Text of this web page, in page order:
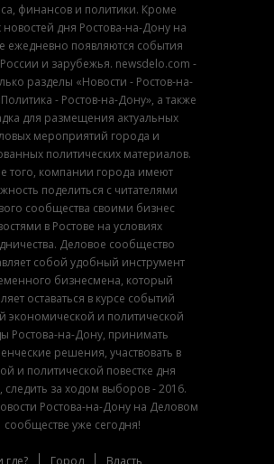
финансов и политики. Кроме
новостей дня Ростова-на-Дону на
ежедневно появляются события
и зарубежья. newsdelo.com -
разделы «Новости - Ростов-на-
- Ростов-на-Дону», а также
для размещения актуальных
мероприятий города и
политических материалов.
того, компании города имеют
поделиться с читателями
сообщества своими бизнес
в Ростове на условиях
Деловое сообщество
собой удобный инструмент
бизнесмена, который
оставаться в курсе событий
экономической и политической
Ростова-на-Дону, принимать
решения, участвовать в
и политической повестке дня
следить за ходом выборов - 2016.
Ростова-на-Дону на Деловом
сообществе уже сегодня!
где? Город Власть